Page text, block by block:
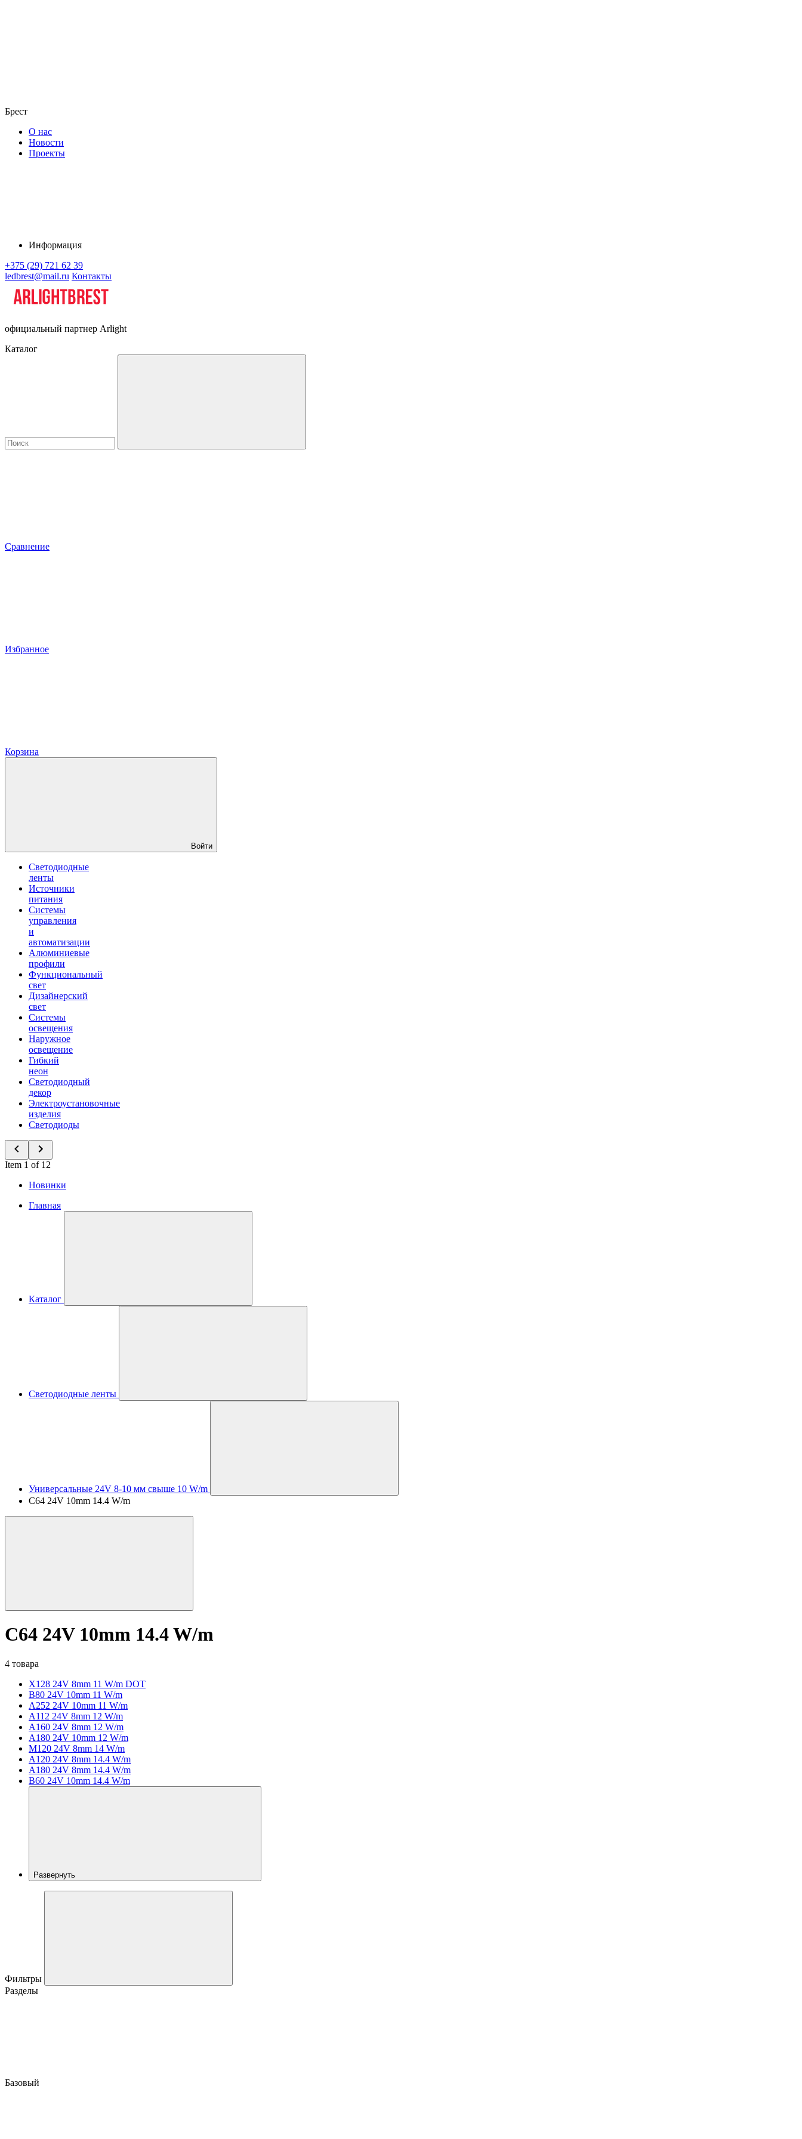
Брест
О нас
Новости
Проекты
Информация
+375 (29) 721 62 39
ledbrest@mail.ru Контакты
официальный партнер Arlight
Каталог
Сравнение
Избранное
Корзина
Войти
Светодиодные
ленты
Источники
питания
Системы
управления
и
автоматизации
Алюминиевые
профили
Функциональный
свет
Дизайнерский
свет
Системы
освещения
Наружное
освещение
Гибкий
неон
Светодиодный
декор
Электроустановочные
изделия
Светодиоды
Item 1 of 12
Новинки
Главная
Каталог
Светодиодные ленты
Универсальные 24V 8-10 мм свыше 10 W/m
C64 24V 10mm 14.4 W/m
C64 24V 10mm 14.4 W/m
4 товара
X128 24V 8mm 11 W/m DOT
B80 24V 10mm 11 W/m
A252 24V 10mm 11 W/m
A112 24V 8mm 12 W/m
A160 24V 8mm 12 W/m
A180 24V 10mm 12 W/m
M120 24V 8mm 14 W/m
A120 24V 8mm 14.4 W/m
A180 24V 8mm 14.4 W/m
B60 24V 10mm 14.4 W/m
Развернуть
Фильтры
Разделы
Базовый